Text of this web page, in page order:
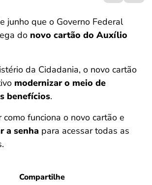
junho que o Governo Federal
do novo cartão do Auxílio
da Cidadania, o novo cartão
modernizar o meio de
benefícios.
como funciona o novo cartão e
a senha para acessar todas as
Compartilhe